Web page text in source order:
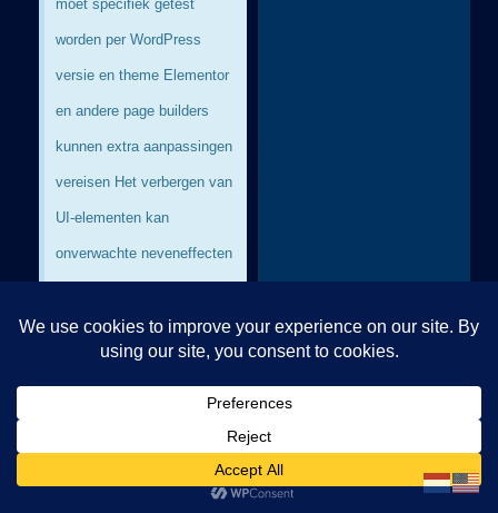
moet specifiek getest
worden per WordPress
versie en theme Elementor
en andere page builders
kunnen extra aanpassingen
vereisen Het verbergen van
UI-elementen kan
onverwachte neveneffecten
functionaliteit ×
.log( 'Code is Poetry'